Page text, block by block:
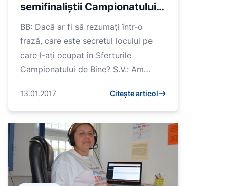
semifinaliștii Campionatului
de Bine de la Sînziana Vatră
BB: Dacă ar fi să rezumați într-o
frază, care este secretul locului pe
care l-ați ocupat în Sferturile
Campionatului de Bine? S.V.: Am
despre nevoile...
13.01.2017 Citește articol